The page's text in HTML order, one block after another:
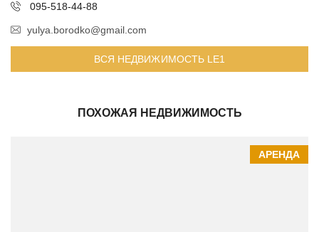
095-518-44-88
yulya.borodko@gmail.com
ВСЯ НЕДВИЖИМОСТЬ LE1
ПОХОЖАЯ НЕДВИЖИМОСТЬ
АРЕНДА